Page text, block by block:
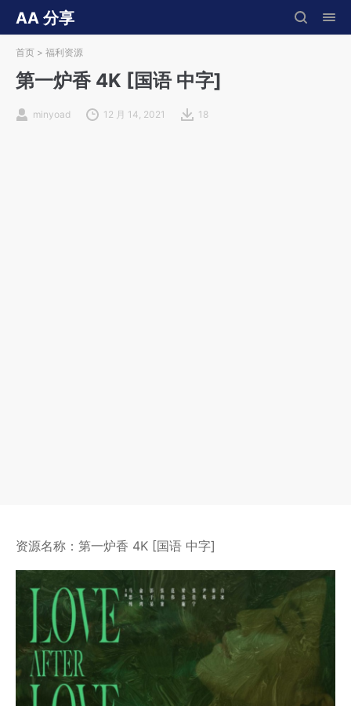
AA 分享
首页 > 福利资源
第一炉香 4K [国语 中字]
minyoad 12 月 14, 2021 18
资源名称：第一炉香 4K [国语 中字]